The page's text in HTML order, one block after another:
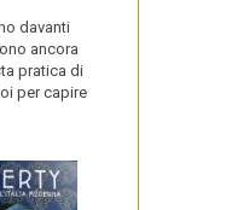
davanti
ancora
pratica di
per capire